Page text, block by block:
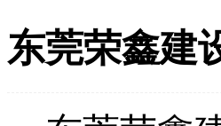
东莞荣鑫建